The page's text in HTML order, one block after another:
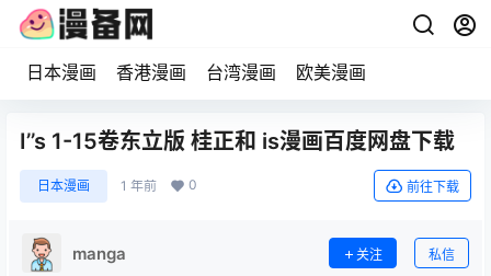
日本漫画 香港漫画 台湾漫画 欧美漫画
I’’s 1-15卷东立版 桂正和 is漫画百度网盘下载
日本漫画 1 年前 0 前往下载
manga 关注 私信